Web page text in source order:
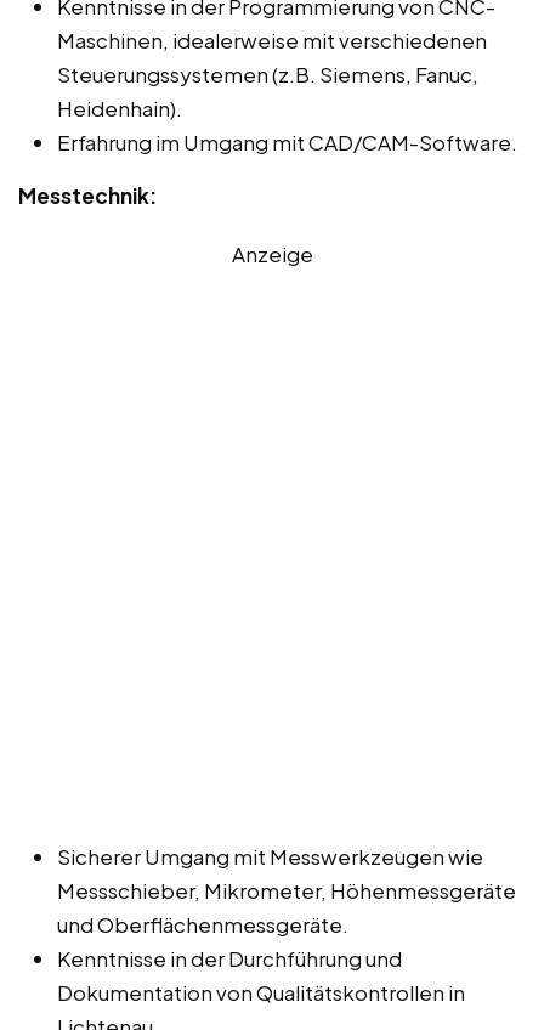
Kenntnisse in der Programmierung von CNC-
Maschinen, idealerweise mit verschiedenen
Steuerungssystemen (z.B. Siemens, Fanuc,
Heidenhain).
Erfahrung im Umgang mit CAD/CAM-Software.
Messtechnik:
Anzeige
Sicherer Umgang mit Messwerkzeugen wie
Messschieber, Mikrometer, Höhenmessgeräte
und Oberflächenmessgeräte.
Kenntnisse in der Durchführung und
Dokumentation von Qualitätskontrollen in